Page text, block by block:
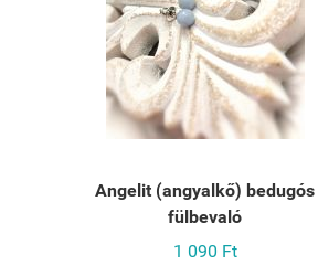
Angelit (angyalkő) bedugós
fülbevaló
1 090 Ft